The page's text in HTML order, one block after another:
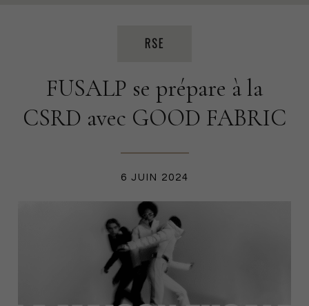
ÉVÉNEMENTS
PROJETS RSE FORMATION CSRD
PRODUCTION TEXTILE
FUSALP se prépare à la
CSRD avec GOOD FABRIC
RSE
6 JUIN 2024